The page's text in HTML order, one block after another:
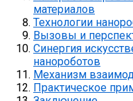
материалов
Технологии
Вызовы и
Синергия
нанороботов
Механизм
Практическое